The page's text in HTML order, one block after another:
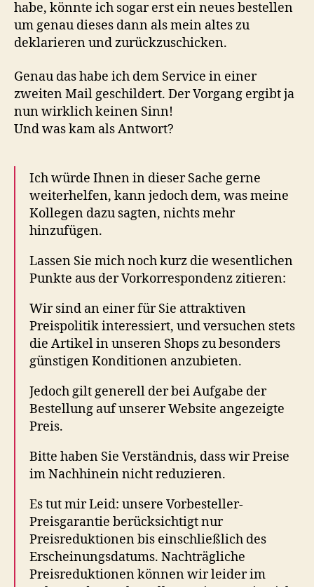
habe, könnte ich sogar erst ein neues bestellen
um genau dieses dann als mein altes zu
deklarieren und zurückzuschicken.
Genau das habe ich dem Service in einer
zweiten Mail geschildert. Der Vorgang ergibt ja
nun wirklich keinen Sinn!
Und was kam als Antwort?
Ich würde Ihnen in dieser Sache gerne
weiterhelfen, kann jedoch dem, was meine
Kollegen dazu sagten, nichts mehr
hinzufügen.
Lassen Sie mich noch kurz die wesentlichen
Punkte aus der Vorkorrespondenz zitieren:
Wir sind an einer für Sie attraktiven
Preispolitik interessiert, und versuchen stets
die Artikel in unseren Shops zu besonders
günstigen Konditionen anzubieten.
Jedoch gilt generell der bei Aufgabe der
Bestellung auf unserer Website angezeigte
Preis.
Bitte haben Sie Verständnis, dass wir Preise
im Nachhinein nicht reduzieren.
Es tut mir Leid: unsere Vorbesteller-
Preisgarantie berücksichtigt nur
Preisreduktionen bis einschließlich des
Erscheinungsdatums. Nachträgliche
Preisreduktionen können wir leider im